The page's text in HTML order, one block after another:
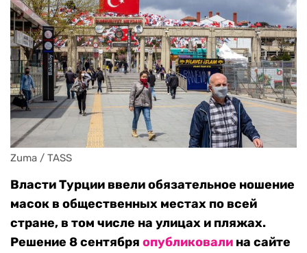
Zuma / TASS
Власти Турции ввели обязательное ношение
масок в общественных местах по всей
стране, в том числе на улицах и пляжах.
Решение 8 сентября опубликовали на сайте